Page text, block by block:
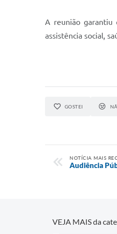
A reunião garantiu
assistência social,
GOSTEI
NOTÍCIA MAIS
Audiência
VEJA MAIS da